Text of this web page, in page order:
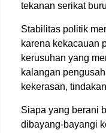
tekanan serikat
Stabilitas politik
karena kekacauan
kerusuhan yang
kalangan
kekerasan,
Siapa yang berani
dibayang-bayangi